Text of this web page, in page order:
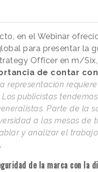
en el Webinar
para presentar la
Officer en m/
de contar
representación
publicistas
Parte de la
a las mesas de
y analizar el
de la marca con la